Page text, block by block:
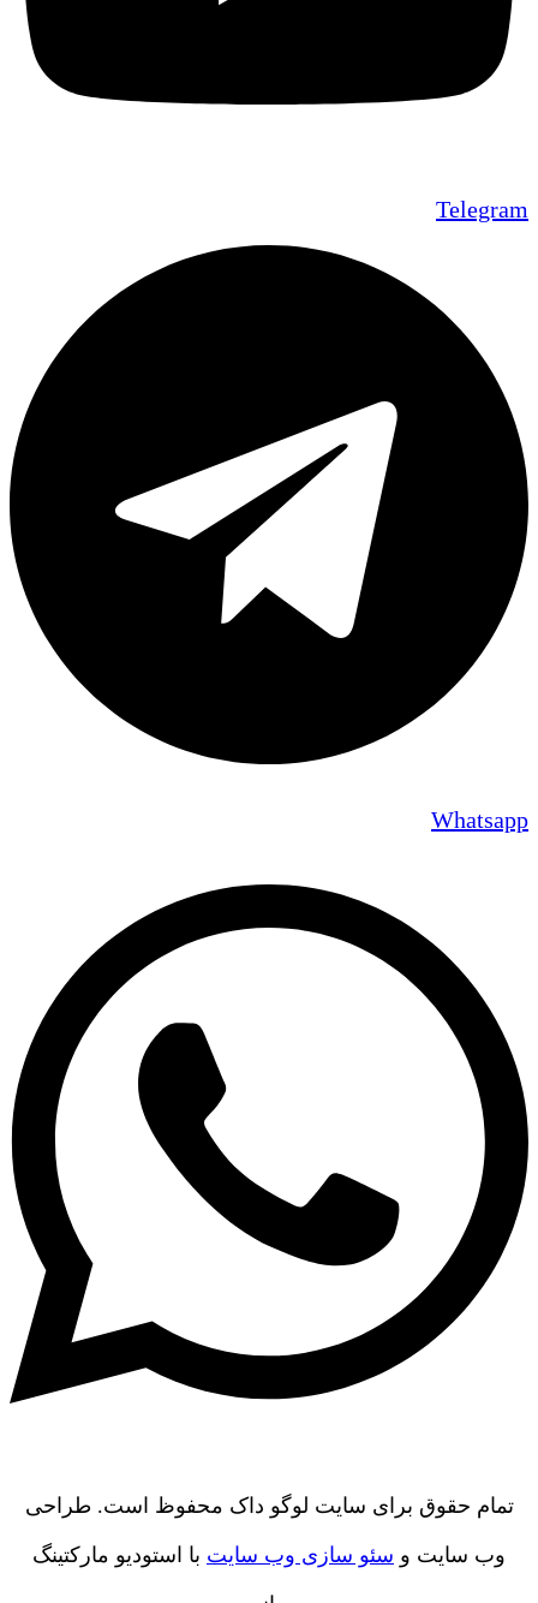
Telegram
Whatsapp
تمام حقوق برای سایت لوگو داک محفوظ است. طراحی
وب سایت و سئو سازی وب سایت با استودیو مارکتینگ